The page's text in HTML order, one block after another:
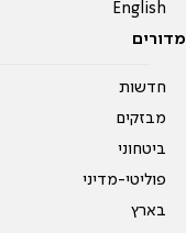
English
מדורים
חדשות
מבזקים
ביטחוני
פוליטי-מדיני
בארץ